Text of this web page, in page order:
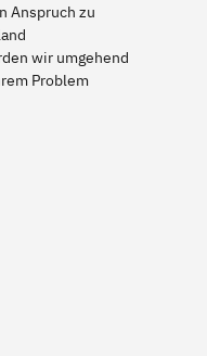
Anspruch zu
wir umgehend
Problem